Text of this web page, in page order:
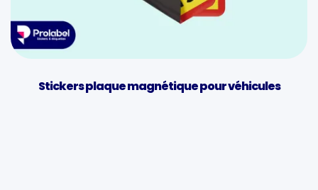
Stickers plaque magnétique pour véhicules